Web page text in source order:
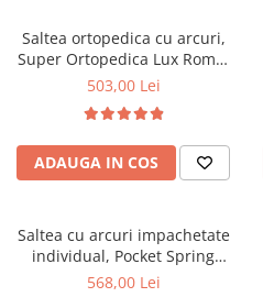
Saltea ortopedica cu arcuri,
Super Ortopedica Lux Roma,
70x200x23cm, fermitate tare,
vara-iarna, sistem aerisire
perimetral, Saltex
503,00 Lei
ADAUGA IN COS
Saltea cu arcuri impachetate
individual, Pocket Spring
Milano, 80x190x24cm,
568,00 Lei